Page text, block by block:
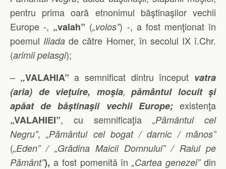
pentru prima oară etnonimul băştinaşilor vechii
Europe -, „valah” („volos”) -, a fost menţionat în
poemul Iliada de către Homer, în secolul IX î.Chr.
(arimii pelasgi);
– „VALAHIA” a semnificat dintru început vatra
(aria) de vieţuire, moşia, pământul locuit şi
apăat de băştinaşii vechii Europe; existenţa
„VALAHIEI”, cu semnificaţia „Pământul cel
Negru”,„Pământul cel bogat / darnic / mănos”
(„Eden” / „Grădina Maicii Domnului” / Raiul pe
Pământ”), a fost pomenită în„Cartea genezei”din